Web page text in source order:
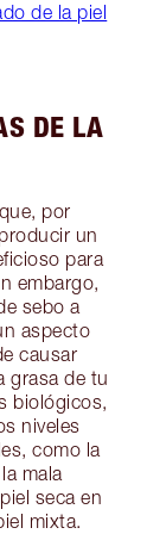
de la piel
DE LA
por
un
para
embargo,
sebo a
aspecto
causar
grasa de tu
biológicos,
niveles
como la
mala
seca en
mixta.